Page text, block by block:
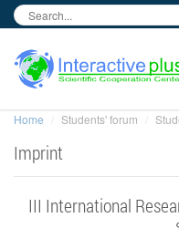
Home Students' forum
Imprint
III International